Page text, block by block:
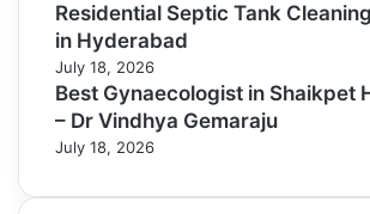
Residential Septic Tank
in Hyderabad
July 18, 2026
Best Gynaecologist in Shaikpet
– Dr Vindhya Gemaraju
July 18, 2026